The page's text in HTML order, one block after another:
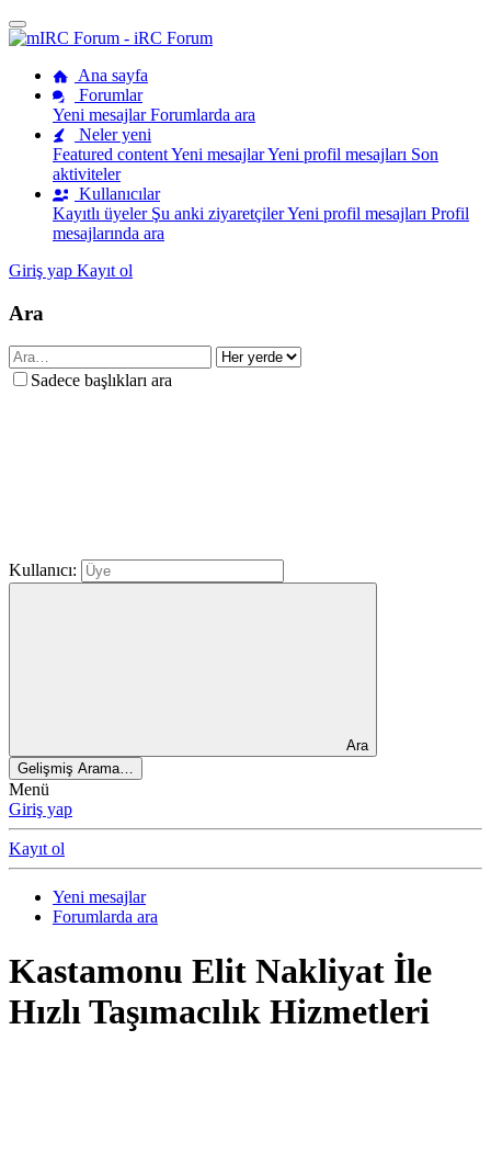
Ana sayfa
Forumlar
Yeni mesajlarForumlarda ara
Neler yeni
Featured contentYeni mesajlarYeni profil mesajları Son
aktiviteler
Kullanıcılar
Kayıtlı üyeler Şu anki ziyaretçilerYeni profil mesajları Profil
mesajlarında ara
Giriş yap Kayıt ol
Ara
Sadece başlıkları ara
Kullanıcı:
Ara
Gelişmiş Arama…
Menü
Giriş yap
Kayıt ol
Yeni mesajlar
Forumlarda ara
Kastamonu Elit Nakliyat İle
Hızlı Taşımacılık Hizmetleri